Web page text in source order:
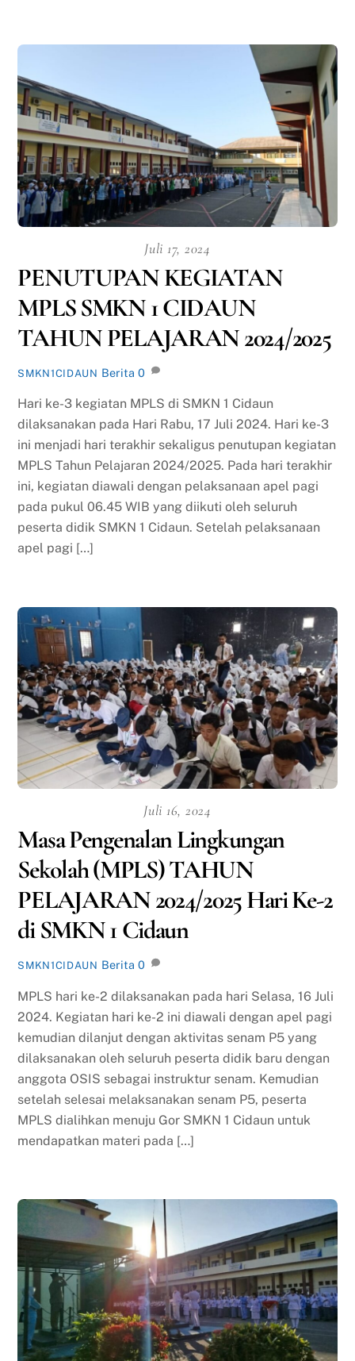
Juli 17, 2024
PENUTUPAN KEGIATAN
MPLS SMKN 1 CIDAUN
TAHUN PELAJARAN 2024/2025
SMKN1CIDAUN Berita 0
Hari ke-3 kegiatan MPLS di SMKN 1 Cidaun
dilaksanakan pada Hari Rabu, 17 Juli 2024. Hari ke-3
ini menjadi hari terakhir sekaligus penutupan kegiatan
MPLS Tahun Pelajaran 2024/2025. Pada hari terakhir
ini, kegiatan diawali dengan pelaksanaan apel pagi
pada pukul 06.45 WIB yang diikuti oleh seluruh
peserta didik SMKN 1 Cidaun. Setelah pelaksanaan
apel pagi […]
Juli 16, 2024
Masa Pengenalan Lingkungan
Sekolah (MPLS) TAHUN
PELAJARAN 2024/2025 Hari Ke-2
di SMKN 1 Cidaun
SMKN1CIDAUN Berita 0
MPLS hari ke-2 dilaksanakan pada hari Selasa, 16 Juli
2024. Kegiatan hari ke-2 ini diawali dengan apel pagi
kemudian dilanjut dengan aktivitas senam P5 yang
dilaksanakan oleh seluruh peserta didik baru dengan
anggota OSIS sebagai instruktur senam. Kemudian
setelah selesai melaksanakan senam P5, peserta
MPLS dialihkan menuju Gor SMKN 1 Cidaun untuk
mendapatkan materi pada […]